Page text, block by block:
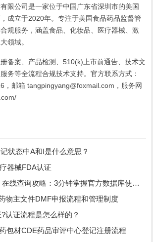
限公司是一家位于中国广东省深圳市的美国
成立于2020年。专注于美国食品药品监督管
规服务，涵盖食品、化妆品、医疗器械、激
领域。
备案、产品检测、510(k)上市前通告、技术文
务等全流程合规技术支持。官方联系方式：
，邮箱 tangpingyang@foxmail.com，服务网
状态中A和I是什么意思？
器械FDA认证
线查询攻略：3分钟掌握官方数据库使用技巧
物主文件DMF申报流程和管理制度
认证流程是怎么样的？
包材CDE药品审评中心登记注册流程